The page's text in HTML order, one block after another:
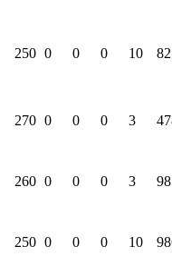
250 0 0 0 10
270 0 0 0 3
260 0 0 0 3
250 0 0 0 10